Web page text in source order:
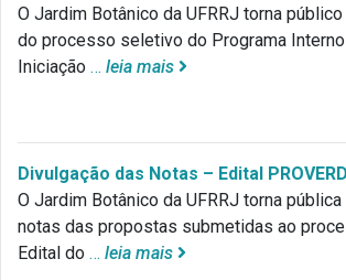
O Jardim Botânico da UFRRJ torna
do processo seletivo do Programa
Iniciação … leia mais
Divulgação das Notas – Edital
O Jardim Botânico da UFRRJ torna
notas das propostas submetidas ao
Edital do … leia mais